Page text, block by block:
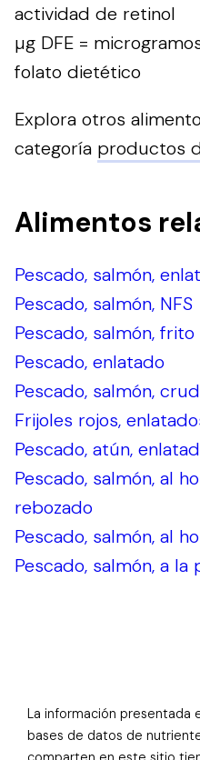
actividad de retinol
µg DFE =
folato dietético
Explora otros
categoría productos
Alimentos
Pescado, salmón,
Pescado, salmón, NFS
Pescado, salmón, frito
Pescado, enlatado
Pescado, salmón,
Frijoles rojos,
Pescado, atún,
Pescado, salmón, al
rebozado
Pescado, salmón, al
Pescado, salmón, a la
La información presentada
bases de datos de